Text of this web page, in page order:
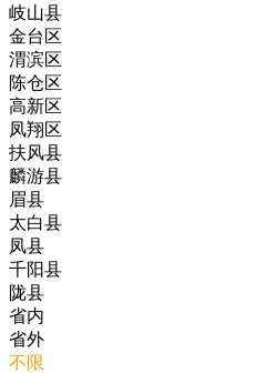
岐山县
金台区
渭滨区
陈仓区
高新区
凤翔区
扶风县
麟游县
眉县
太白县
凤县
千阳县
陇县
省内
省外
不限